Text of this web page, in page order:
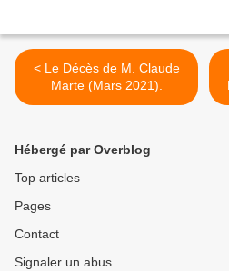
< Le Décès de M. Claude
Marte (Mars 2021).
Hébergé par Overblog
Top articles
Pages
Contact
Signaler un abus